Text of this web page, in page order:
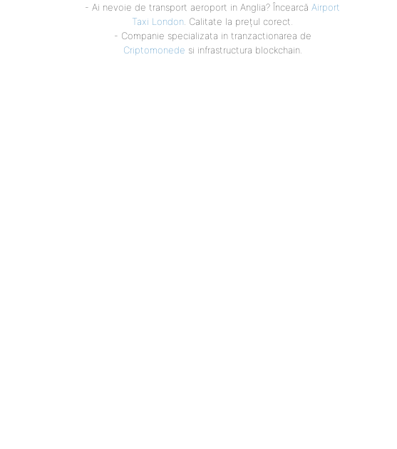
- Ai nevoie de transport aeroport in Anglia? Încearcă Airport
Taxi London . Calitate la prețul corect.
- Companie specializata in tranzactionarea de
Criptomonede si infrastructura blockchain.